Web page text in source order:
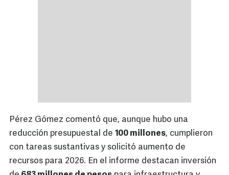
Pérez Gómez comentó que, aunque hubo una
reducción presupuestal de 100 millones, cumplieron
con tareas sustantivas y solicitó aumento de
recursos para 2026. En el informe destacan inversión